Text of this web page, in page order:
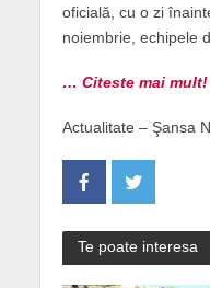
oficială, cu o zi
noiembrie, echipele
… Citeste mai mult!
Actualitate – Şansa
Te poate interesa